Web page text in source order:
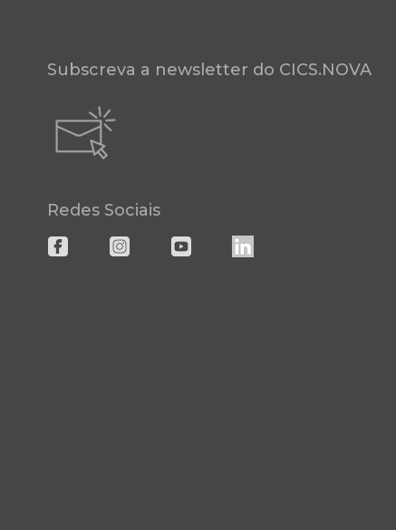
Subscreva a newsletter do CICS.NOVA
Redes Sociais